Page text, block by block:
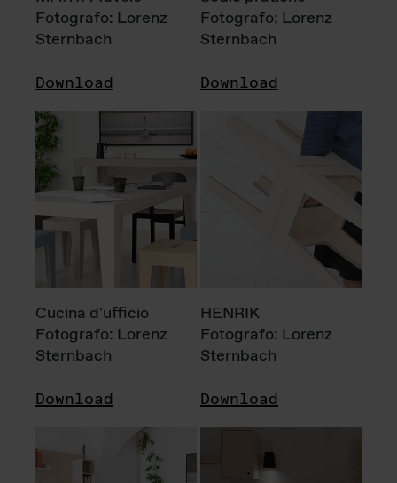
Fotografo: Lorenz
Sternbach
Download
Fotografo: Lorenz
Sternbach
Download
Cucina d'ufficio
Fotografo: Lorenz
Sternbach
Download
HENRIK
Fotografo: Lorenz
Sternbach
Download